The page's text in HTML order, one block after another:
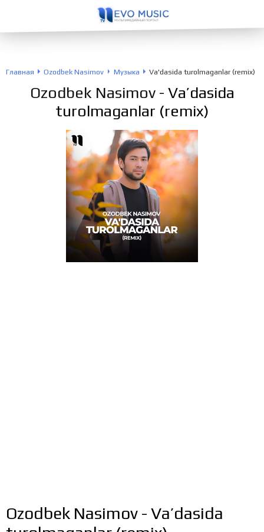
Главная Ozodbek Nasimov Музыка Va'dasida turolmaganlar (remix)
Ozodbek Nasimov- Va’dasida
turolmaganlar (remix)
Ozodbek Nasimov - Va’dasida